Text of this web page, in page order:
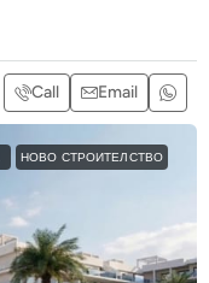
Call Email
НОВО СТРОИТЕЛСТВО